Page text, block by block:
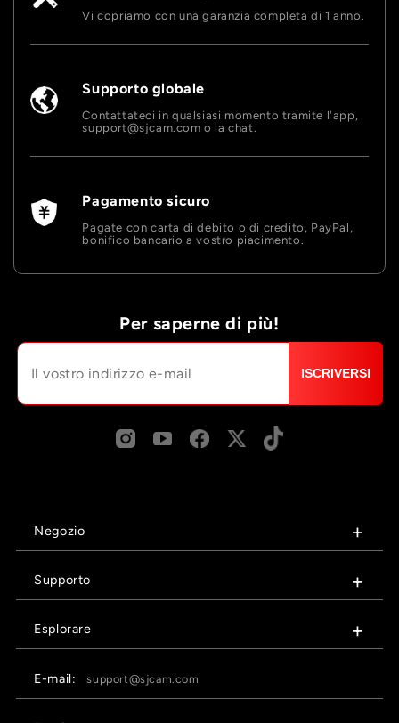
Vi copriamo con una garanzia completa di 1 anno.
Supporto globale
Contattateci in qualsiasi momento tramite l'app,
support@sjcam.com o la chat.
Pagamento sicuro
Pagate con carta di debito o di credito, PayPal,
bonifico bancario a vostro piacimento.
Per saperne di più!
ISCRIVERSI
Negozio
Supporto
Esplorare
E-mail: support@sjcam.com